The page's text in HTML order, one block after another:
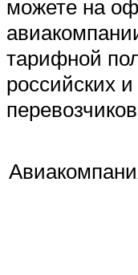
можете на
тарифной
российских